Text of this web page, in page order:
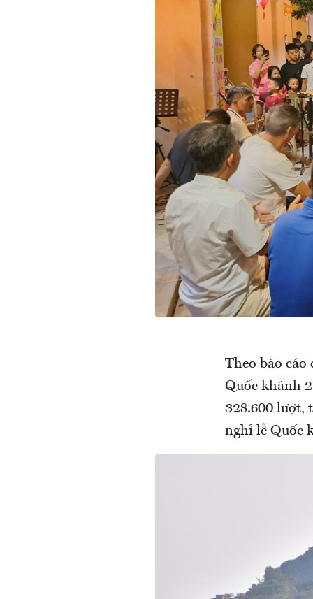
Theo báo
Quốc khánh
328.600 lượt,
nghỉ lễ Quốc